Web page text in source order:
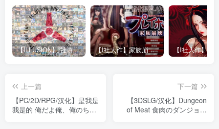
【ILLUSION】I社游戏合集截至2025 无修正汉化硬盘纯净版手慢无[微云/OD] 【I社大作】家族崩坏Playhome 终极12.0收藏版新整合【85G/补档福利】【年费会员专享，手慢无】
上一篇
【PC/2D/RPG/汉化】是我是
我是的 俺だよ俺、俺のち○
下一篇
【3DSLG/汉化】Dungeon
of Meat 食肉のダンジョン